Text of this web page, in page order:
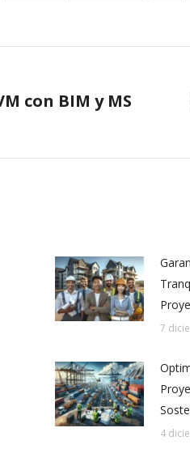
con BIM y MS
7
4